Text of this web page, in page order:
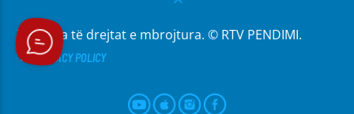
Të gjitha të drejtat e mbrojtura. © RTV PENDIMI.
PRIVACY POLICY